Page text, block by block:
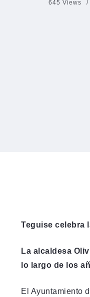
645 Views
Teguise celebra
La alcaldesa
lo largo de los
El Ayuntamiento